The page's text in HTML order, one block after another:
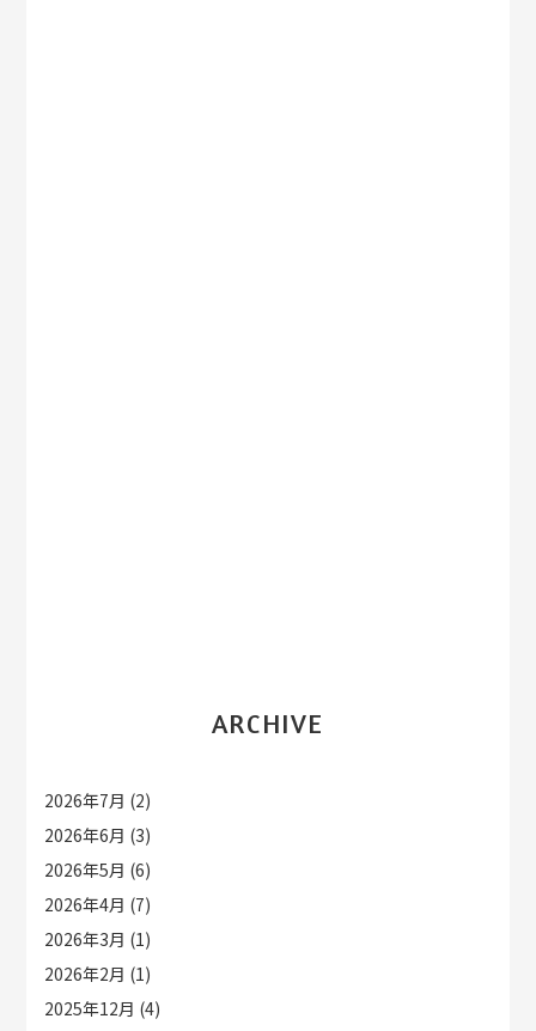
ARCHIVE
2026年7月 (2)
2026年6月 (3)
2026年5月 (6)
2026年4月 (7)
2026年3月 (1)
2026年2月 (1)
2025年12月 (4)